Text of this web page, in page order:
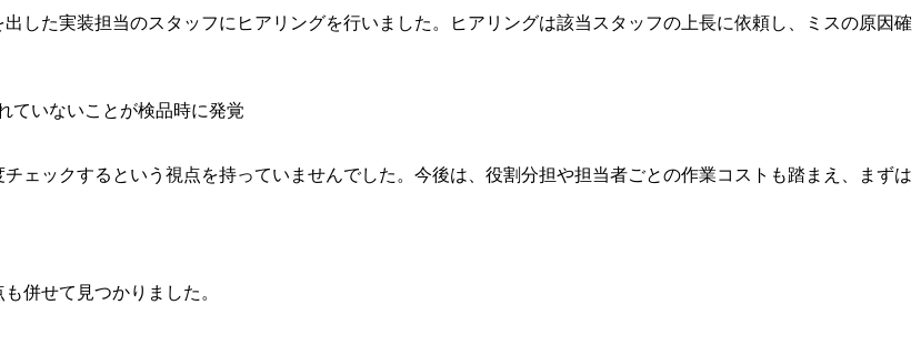
した実装担当のスタッフにヒアリングを行いました。ヒアリングは該当スタッフの上長に依頼し、ミスの原因確
ていないことが検品時に発覚
ェックするという視点を持っていませんでした。今後は、役割分担や担当者ごとの作業コストも踏まえ、まずは
併せて見つかりました。